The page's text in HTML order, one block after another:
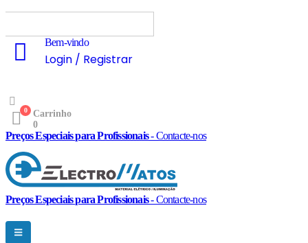
Bem-vindo
Login / Registrar
0
Carrinho
0
Preços Especiais para Profissionais- Contacte-nos
Preços Especiais para Profissionais- Contacte-nos